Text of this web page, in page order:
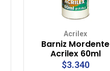
Acrilex
Barniz Mordente
Acrilex 60ml
$3.340